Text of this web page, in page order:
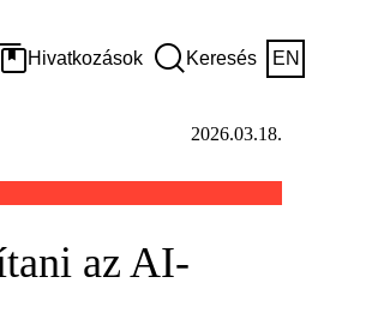
Hivatkozások Keresés EN
2026.03.18.
az AI-